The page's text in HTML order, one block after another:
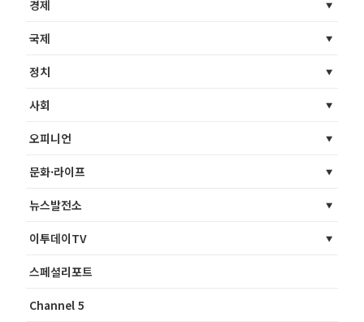
경제
국제
정치
사회
오피니언
문화·라이프
뉴스발전소
이투데이TV
스페셜리포트
Channel 5